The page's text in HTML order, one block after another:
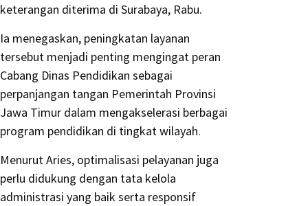
keterangan diterima di Surabaya, Rabu.
Ia menegaskan, peningkatan layanan
tersebut menjadi penting mengingat peran
Cabang Dinas Pendidikan sebagai
perpanjangan tangan Pemerintah Provinsi
Jawa Timur dalam mengakselerasi berbagai
program pendidikan di tingkat wilayah.
Menurut Aries, optimalisasi pelayanan juga
perlu didukung dengan tata kelola
administrasi yang baik serta responsif